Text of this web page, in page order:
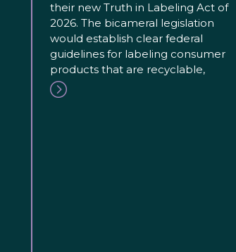
their new Truth in Labeling Act of
2026. The bicameral legislation
would establish clear federal
guidelines for labeling consumer
products that are recyclable,